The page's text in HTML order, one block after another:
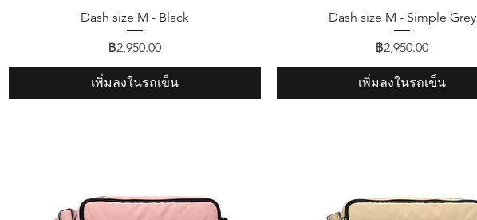
ดูข้อมูลด่วน
Dash size M - Black
ราคา
฿2,950.00
เพิ่มลงในรถเข็น
ดูข้อมูลด่วน
Dash size M - Simple Grey
ราคา
฿2,950.00
เพิ่มลงในรถเข็น